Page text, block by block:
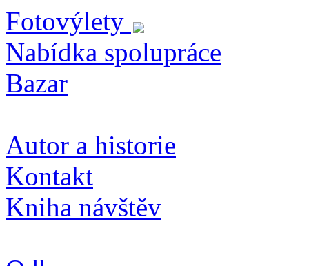
Fotovýlety
Nabídka spolupráce
Bazar
Autor a historie
Kontakt
Kniha návštěv